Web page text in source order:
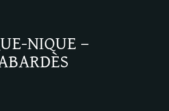
NIQUE –